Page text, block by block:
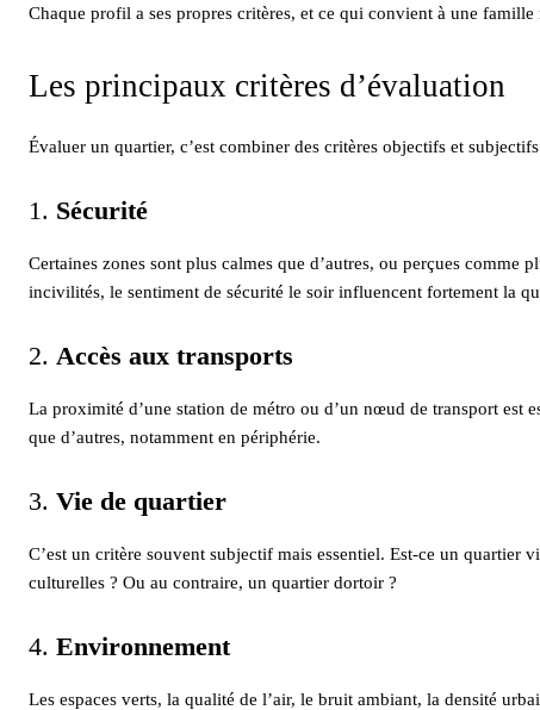
Chaque profil a ses propres critères, et ce qui convient à une
Les principaux critères d’évaluation
Évaluer un quartier, c’est combiner des critères objectifs et
1. Sécurité
Certaines zones sont plus calmes que d’autres, ou perçues comme
incivilités, le sentiment de sécurité le soir influencent fortement la
2. Accès aux transports
La proximité d’une station de métro ou d’un nœud de transport est
que d’autres, notamment en périphérie.
3. Vie de quartier
C’est un critère souvent subjectif mais essentiel. Est-ce un quartier
culturelles ? Ou au contraire, un quartier dortoir ?
4. Environnement
Les espaces verts, la qualité de l’air, le bruit ambiant, la densité